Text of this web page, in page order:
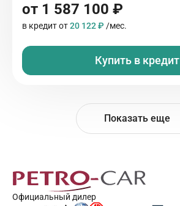
от 1 587 100 ₽
в кредит от20 122 ₽ /мес.
Купить в кредит
Показать еще
Официальный дилер